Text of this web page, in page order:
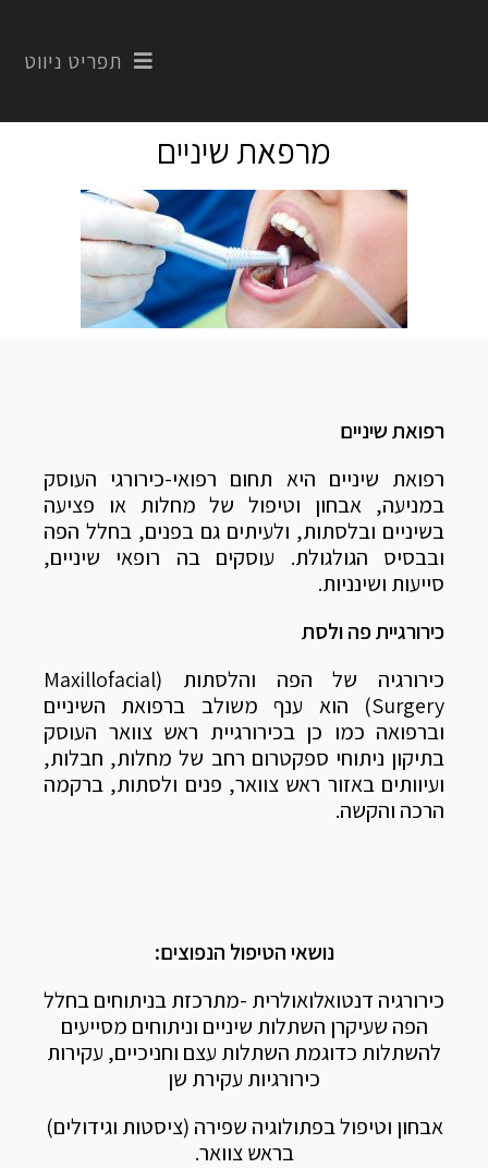
תפריט ניווט
מרפאת שיניים
רפואת שיניים
רפואת שיניים היא תחום רפואי-כירורגי העוסק
במניעה, אבחון וטיפול של מחלות או פציעה
בשיניים ובלסתות, ולעיתים גם בפנים, בחלל הפה
ובבסיס הגולגולת. עוסקים בה רופאי שיניים,
סייעות ושינניות.
כירורגיית פה ולסת
כירורגיה של הפה והלסתות (Maxillofacial
Surgery) הוא ענף משולב ברפואת השיניים
וברפואה כמו כן בכירורגיית ראש צוואר העוסק
בתיקון ניתוחי ספקטרום רחב של מחלות, חבלות,
ועיוותים באזור ראש צוואר, פנים ולסתות, ברקמה
הרכה והקשה.
נושאי הטיפול הנפוצים:
כירורגיה דנטואלואולרית -מתרכזת בניתוחים בחלל
הפה שעיקרן השתלות שיניים וניתוחים מסייעים
להשתלות כדוגמת השתלות עצם וחניכיים, עקירות
כירורגיות עקירת שן
אבחון וטיפול בפתולוגיה שפירה (ציסטות וגידולים)
בראש צוואר.